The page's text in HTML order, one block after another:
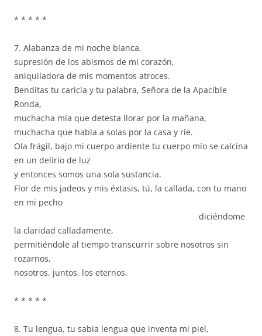
* * * * *
7. Alabanza de mi noche blanca,
supresión de los abismos de mi corazón,
aniquiladora de mis momentos atroces.
Benditas tu caricia y tu palabra, Señora de la Apacible
Ronda,
muchacha mía que detesta llorar por la mañana,
muchacha que habla a solas por la casa y ríe.
Ola frágil, bajo mi cuerpo ardiente tu cuerpo mío se calcina
en un delirio de luz
y entonces somos una sola sustancia.
Flor de mis jadeos y mis éxtasis, tú, la callada, con tu mano
en mi pecho
diciéndome
la claridad calladamente,
permitiéndole al tiempo transcurrir sobre nosotros sin
rozarnos,
nosotros, juntos, los eternos.
* * * * *
8. Tu lengua, tu sabia lengua que inventa mi piel,